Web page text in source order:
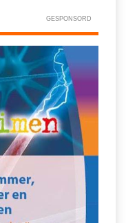
GESPONSORD